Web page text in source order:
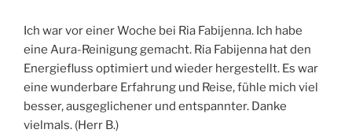
Ich war vor einer Woche bei Ria Fabijenna. Ich habe
eine Aura-Reinigung gemacht. Ria Fabijenna hat den
Energiefluss optimiert und wieder hergestellt. Es war
eine wunderbare Erfahrung und Reise, fühle mich viel
besser, ausgeglichener und entspannter. Danke
vielmals. (Herr B.)